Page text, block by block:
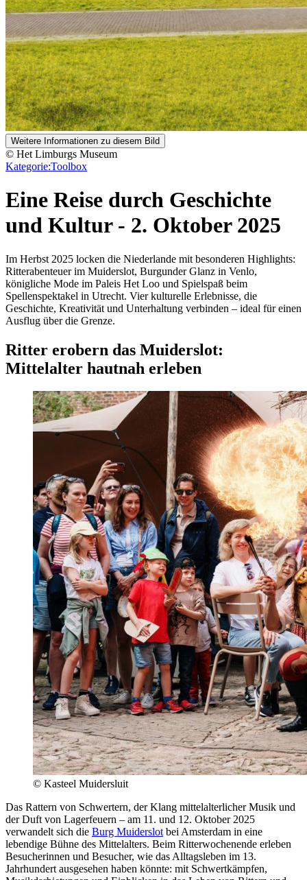
Weitere Informationen zu diesem Bild
© Het Limburgs Museum
Kategorie:Toolbox
Eine Reise durch Geschichte
und Kultur - 2. Oktober 2025
Im Herbst 2025 locken die Niederlande mit besonderen Highlights:
Ritterabenteuer im Muiderslot, Burgunder Glanz in Venlo,
königliche Mode im Paleis Het Loo und Spielspaß beim
Spellenspektakel in Utrecht. Vier kulturelle Erlebnisse, die
Geschichte, Kreativität und Unterhaltung verbinden – ideal für einen
Ausflug über die Grenze.
Ritter erobern das Muiderslot:
Mittelalter hautnah erleben
© Kasteel Muidersluit
Das Rattern von Schwertern, der Klang mittelalterlicher Musik und
der Duft von Lagerfeuern – am 11. und 12. Oktober 2025
verwandelt sich die Burg Muiderslotbei Amsterdam in eine
lebendige Bühne des Mittelalters. Beim Ritterwochenende erleben
Besucherinnen und Besucher, wie das Alltagsleben im 13.
Jahrhundert ausgesehen haben könnte: mit Schwertkämpfen,